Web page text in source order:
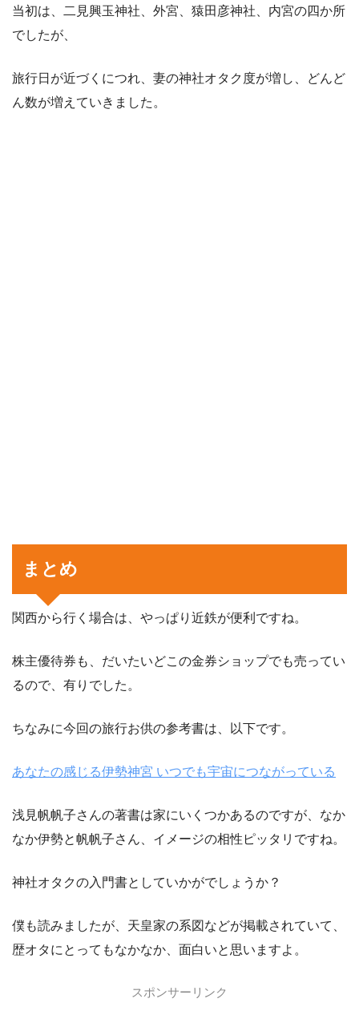
当初は、二見興玉神社、外宮、猿田彦神社、内宮の四か所
でしたが、
旅行日が近づくにつれ、妻の神社オタク度が増し、どんど
ん数が増えていきました。
まとめ
関西から行く場合は、やっぱり近鉄が便利ですね。
株主優待券も、だいたいどこの金券ショップでも売ってい
るので、有りでした。
ちなみに今回の旅行お供の参考書は、以下です。
あなたの感じる伊勢神宮 いつでも宇宙につながっている
浅見帆帆子さんの著書は家にいくつかあるのですが、なか
なか伊勢と帆帆子さん、イメージの相性ピッタリですね。
神社オタクの入門書としていかがでしょうか？
僕も読みましたが、天皇家の系図などが掲載されていて、
歴オタにとってもなかなか、面白いと思いますよ。
スポンサーリンク